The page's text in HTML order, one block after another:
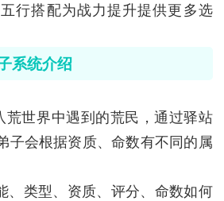
行搭配为战力提升提供更多选
系统介绍
荒世界中遇到的荒民，通过驿站
子会根据资质、命数有不同的属
、类型、资质、评分、命数如何